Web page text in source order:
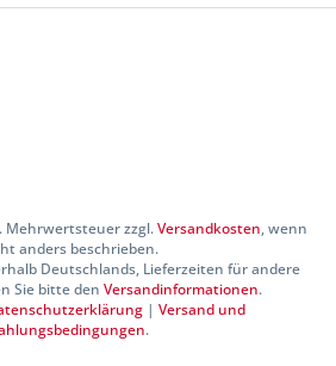
Mehrwertsteuer zzgl.Versandkosten, wenn
anders beschrieben.
Deutschlands, Lieferzeiten für andere
Sie bitte den Versandinformationen.
| Versand und
.